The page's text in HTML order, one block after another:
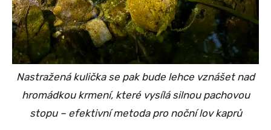
Nastražená kulička se pak bude lehce vznášet nad
hromádkou krmení, které vysílá silnou pachovou
stopu – efektivní metoda pro noční lov kaprů